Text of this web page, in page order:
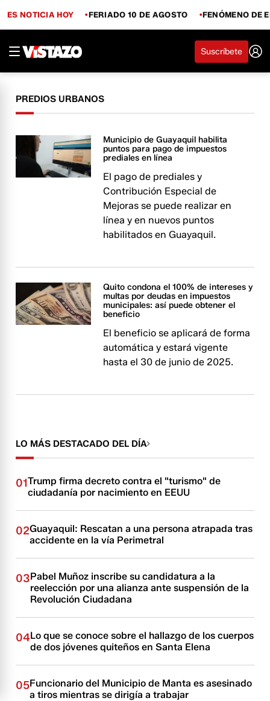
ES NOTICIA HOY FERIADO 10 DE AGOSTO FENÓMENO DE
Suscríbete
PREDIOS URBANOS
Municipio de Guayaquil habilita
puntos para pago de impuestos
prediales en línea
El pago de prediales y
Contribución Especial de
Mejoras se puede realizar en
línea y en nuevos puntos
habilitados en Guayaquil.
Quito condona el 100% de intereses y
multas por deudas en impuestos
municipales: así puede obtener el
beneficio
El beneficio se aplicará de forma
automática y estará vigente
hasta el 30 de junio de 2025.
LO MÁS DESTACADO DEL DÍA
01Trump firma decreto contra el "turismo" de
ciudadanía por nacimiento en EEUU
02Guayaquil: Rescatan a una persona atrapada tras
accidente en la vía Perimetral
03Pabel Muñoz inscribe su candidatura a la
reelección por una alianza ante suspensión de la
Revolución Ciudadana
04Lo que se conoce sobre el hallazgo de los cuerpos
de dos jóvenes quiteños en Santa Elena
05Funcionario del Municipio de Manta es asesinado
a tiros mientras se dirigía a trabajar